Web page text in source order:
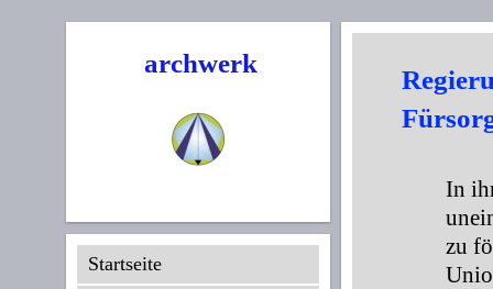
archwerk
Startseite
In
zu